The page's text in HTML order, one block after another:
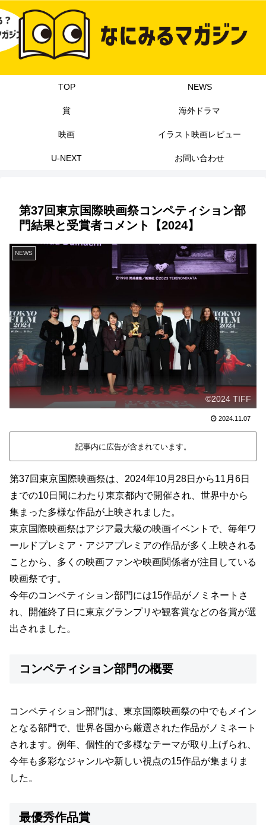
TOP NEWS
賞 海外ドラマ
映画 イラスト映画レビュー
U-NEXT お問い合わせ
第37回東京国際映画祭コンペティション部
門結果と受賞者コメント【2024】
NEWS
©2024 TIFF
2024.11.07
記事内に広告が含まれています。
第37回東京国際映画祭は、2024年10月28日から11月6日
までの10日間にわたり東京都内で開催され、世界中から
集まった多様な作品が上映されました。
東京国際映画祭はアジア最大級の映画イベントで、毎年ワ
ールドプレミア・アジアプレミアの作品が多く上映される
ことから、多くの映画ファンや映画関係者が注目している
映画祭です。
今年のコンペティション部門には15作品がノミネートさ
れ、開催終了日に東京グランプリや観客賞などの各賞が選
出されました。
コンペティション部門の概要
コンペティション部門は、東京国際映画祭の中でもメイン
となる部門で、世界各国から厳選された作品がノミネート
されます。例年、個性的で多様なテーマが取り上げられ、
今年も多彩なジャンルや新しい視点の15作品が集まりま
した。
最優秀作品賞